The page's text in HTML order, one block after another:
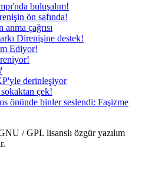
buluşalım!
ön safında!
anma çağrısı
Direnişine destek!
Ediyor!
derinleşiyor
çek!
önünde binler seslendi: Faşizme
/ GPL lisanslı özgür yazılım